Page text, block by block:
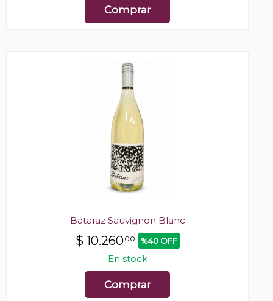
Comprar
Bataraz Sauvignon Blanc
$ 10.26000 %40 OFF
En stock
Comprar